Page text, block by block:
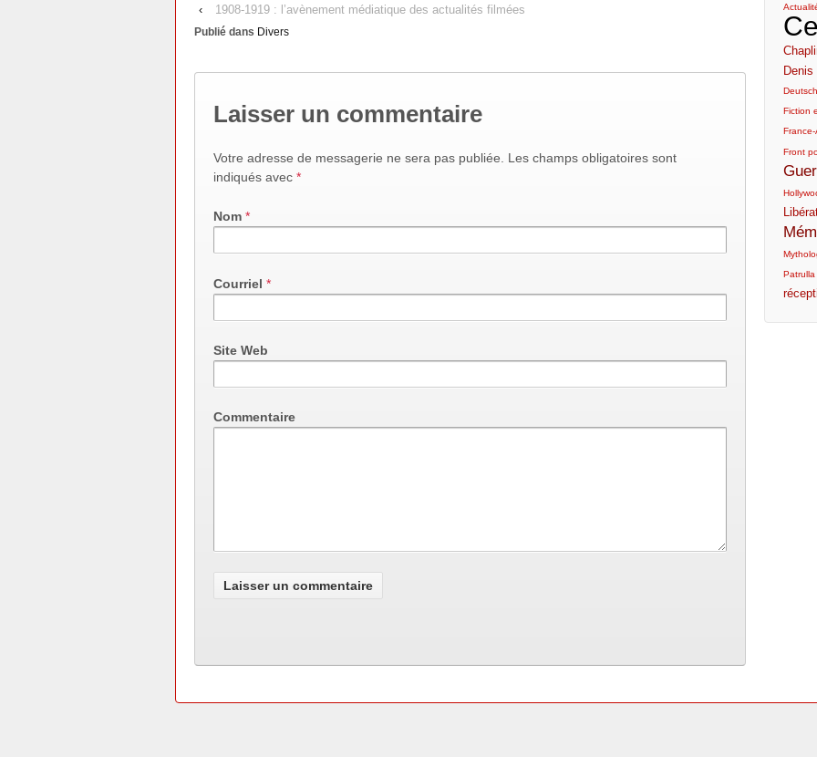
‹ 1908-1919 : l’avènement médiatique des actualités filmées
Publié dans Divers
Laisser un commentaire
Votre adresse de messagerie ne sera pas publiée. Les champs obligatoires sont
indiqués avec *
Nom *
Courriel *
Site Web
Commentaire
Fiction
Front
Patrulla